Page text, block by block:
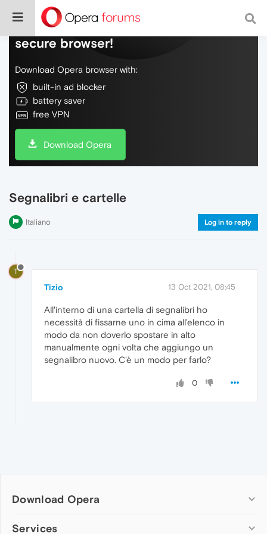
Do more on the web, with a fast and
secure browser!
Download Opera browser with:
built-in ad blocker
battery saver
free VPN
Download Opera
Segnalibri e cartelle
Italiano Log in to reply
T
Tizio 13 Oct 2021, 08:45
All'interno di una cartella di segnalibri ho
necessità di fissarne uno in cima all'elenco in
modo da non doverlo spostare in alto
manualmente ogni volta che aggiungo un
segnalibro nuovo. C'è un modo per farlo?
0
Download Opera
Computer browsers
Services